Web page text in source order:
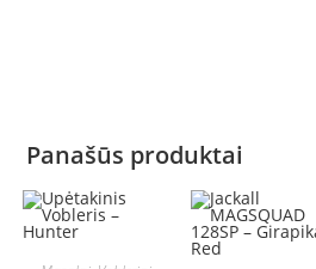
Panašūs produktai
Į KREPŠELĮ